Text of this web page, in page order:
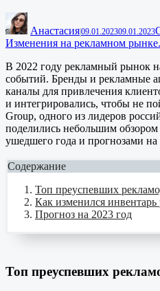
Анастасия|09.01.202309.01.2023
Изменения на рекламном
В 2022 году рекламный рынок
событий. Бренды и рекламные
каналы для привлечения
и интегрировались, чтобы не
Group, одного из лидеров
поделились небольшим обзором
ушедшего года и прогнозами на
Содержание
Топ преуспевших
Как изменился инвентарь
Прогноз на 2023 год
Топ преуспевших